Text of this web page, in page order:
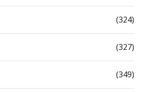
(324)
(327)
(349)